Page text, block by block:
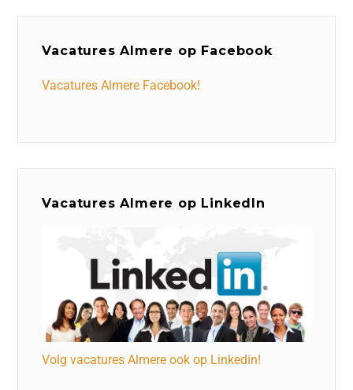
Vacatures Almere op Facebook
Vacatures Almere Facebook!
Vacatures Almere op LinkedIn
Volg vacatures Almere ook op Linkedin!